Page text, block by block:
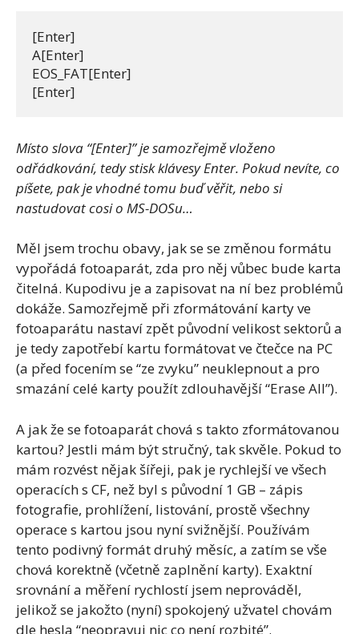
[Enter]
A[Enter]
EOS_FAT[Enter]
[Enter]
Místo slova “[Enter]” je samozřejmě vloženo
odřádkování, tedy stisk klávesy Enter. Pokud nevíte, co
píšete, pak je vhodné tomu buď věřit, nebo si
nastudovat cosi o MS-DOSu…
Měl jsem trochu obavy, jak se se změnou formátu
vypořádá fotoaparát, zda pro něj vůbec bude karta
čitelná. Kupodivu je a zapisovat na ní bez problémů
dokáže. Samozřejmě při zformátování karty ve
fotoaparátu nastaví zpět původní velikost sektorů a
je tedy zapotřebí kartu formátovat ve čtečce na PC
(a před focením se “ze zvyku” neuklepnout a pro
smazání celé karty použít zdlouhavější “Erase All”).
A jak že se fotoaparát chová s takto zformátovanou
kartou? Jestli mám být stručný, tak skvěle. Pokud to
mám rozvést nějak šířeji, pak je rychlejší ve všech
operacích s CF, než byl s původní 1 GB – zápis
fotografie, prohlížení, listování, prostě všechny
operace s kartou jsou nyní svižnější. Používám
tento podivný formát druhý měsíc, a zatím se vše
chová korektně (včetně zaplnění karty). Exaktní
srovnání a měření rychlostí jsem neprováděl,
jelikož se jakožto (nyní) spokojený užvatel chovám
dle hesla “neopravuj nic co není rozbité”.